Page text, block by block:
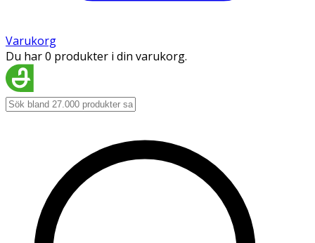
Varukorg
Du har 0 produkter i din varukorg.